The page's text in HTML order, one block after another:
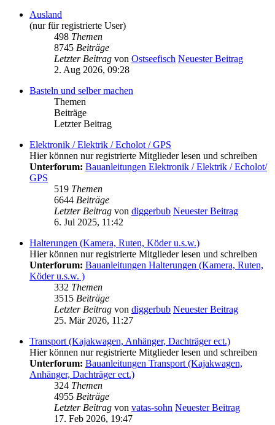
Ausland
(nur für registrierte User)
498 Themen
8745 Beiträge
Letzter Beitrag von Ostseefisch Neuester Beitrag
2. Aug 2026, 09:28
Basteln und selber machen
Themen
Beiträge
Letzter Beitrag
Elektronik / Elektrik / Echolot / GPS
Hier können nur registrierte Mitglieder lesen und schreiben
Unterforum: Bauanleitungen Elektronik / Elektrik / Echolot/
GPS
519 Themen
6644 Beiträge
Letzter Beitrag von diggerbub Neuester Beitrag
6. Jul 2025, 11:42
Halterungen (Kamera, Ruten, Köder u.s.w.)
Hier können nur registrierte Mitglieder lesen und schreiben
Unterforum: Bauanleitungen Halterungen (Kamera, Ruten,
Köder u.s.w. )
332 Themen
3515 Beiträge
Letzter Beitrag von diggerbub Neuester Beitrag
25. Mär 2026, 11:27
Transport (Kajakwagen, Anhänger, Dachträger ect.)
Hier können nur registrierte Mitglieder lesen und schreiben
Unterforum: Bauanleitungen Transport (Kajakwagen,
Anhänger, Dachträger ect.)
324 Themen
4955 Beiträge
Letzter Beitrag von vatas-sohn Neuester Beitrag
17. Feb 2026, 19:47